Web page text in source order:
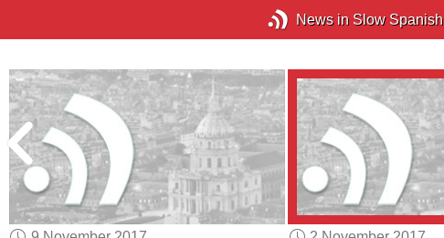
News in Slow Spanish